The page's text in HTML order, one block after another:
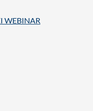
WEBINAR